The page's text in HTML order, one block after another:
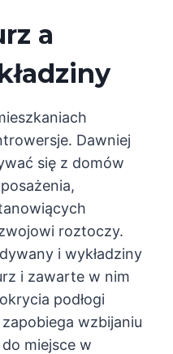
a
Dawniej
się z domów
roztoczy.
i wykładziny
i zawarte w nim
podłogi
wzbijaniu
miejsce w